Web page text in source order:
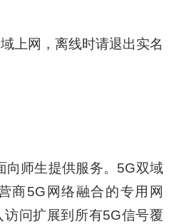
上网，离线时请退出实名
向师生提供服务。5G双域
商5G网络融合的专用网
问扩展到所有5G信号覆